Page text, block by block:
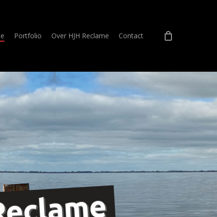
Portfolio Over HJH Reclame Contact